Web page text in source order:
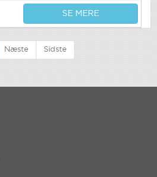
SE MERE
Næste Sidste